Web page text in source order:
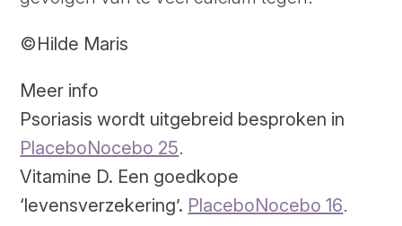
©Hilde Maris
Meer info
Psoriasis wordt uitgebreid besproken in
PlaceboNocebo 25.
Vitamine D. Een goedkope
‘levensverzekering’. PlaceboNocebo 16.